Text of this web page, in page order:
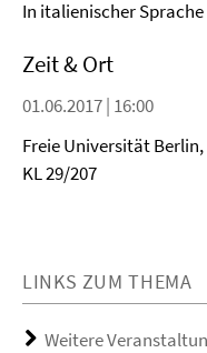
In italienischer Sprache
Zeit & Ort
01.06.2017 | 16:00
Freie Universität
KL 29/207
LINKS ZUM THEMA
Weitere